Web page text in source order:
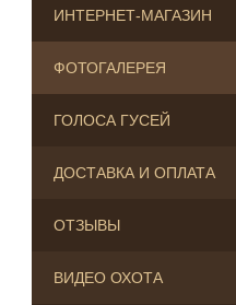
ИНТЕРНЕТ-МАГАЗИН
ФОТОГАЛЕРЕЯ
ГОЛОСА ГУСЕЙ
ДОСТАВКА И ОПЛАТА
ОТЗЫВЫ
ВИДЕО ОХОТА